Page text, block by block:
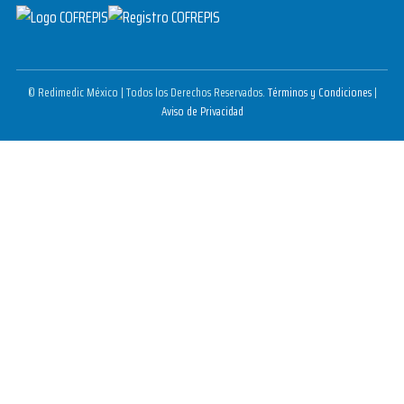
© Redimedic México | Todos los Derechos Reservados.Términos y Condiciones|
Aviso de Privacidad